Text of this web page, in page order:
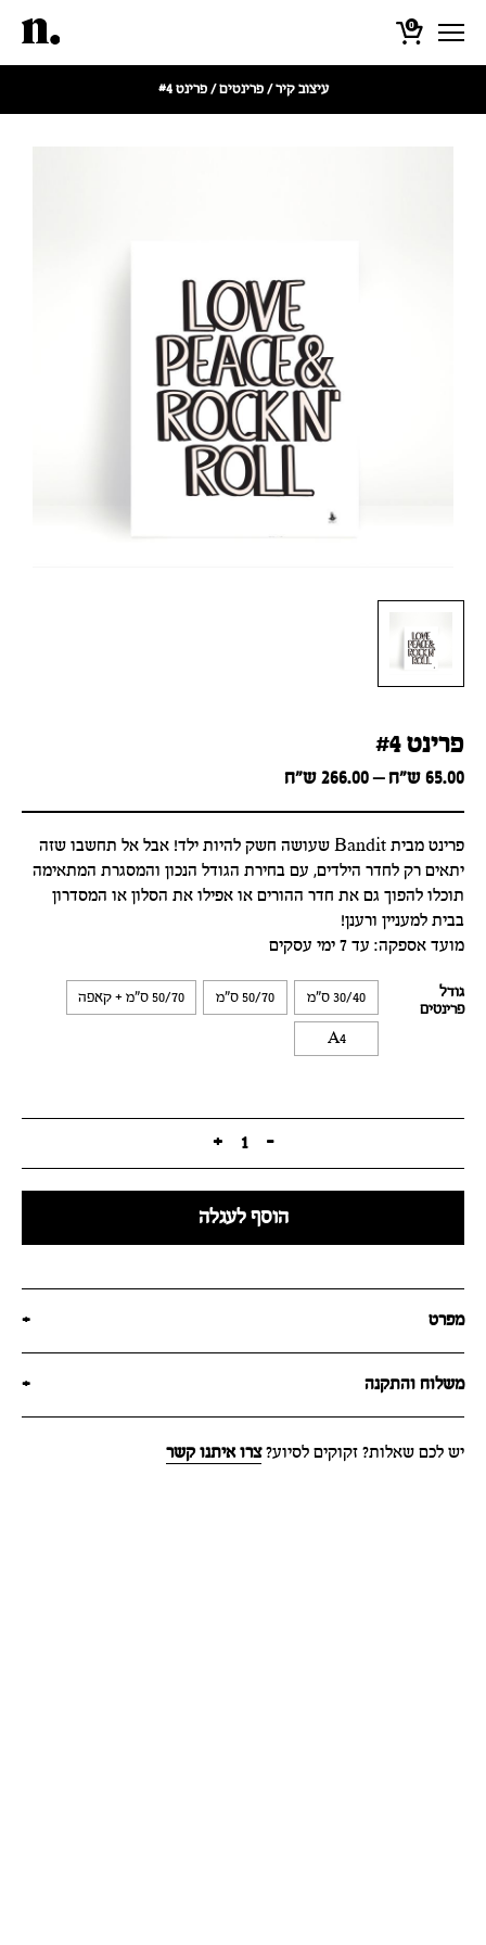
0
עיצוב קיר/פרינטים/ פרינט #4
פרינט #4
65.00 ש״ח –
266.00 ש״חPrice
through
266.00 ש״ח
פרינט מבית Bandit שעושה חשק להיות ילד! אבל אל תחשבו שזה
יתאים רק לחדר הילדים, עם בחירת הגודל הנכון והמסגרת המתאימה
תוכלו להפוך גם את חדר ההורים או אפילו את הסלון או המסדרון
בבית למעניין ורענן!
מועד אספקה: עד 7 ימי עסקים
גודל
פרינטים
30/40 ס"מ 50/70 ס"מ 50/70 ס"מ + קאפה
A4
-
1
+
הוסף לעגלה
מפרט +
משלוח והתקנה +
יש לכם שאלות? זקוקים לסיוע?צרו איתנו קשר